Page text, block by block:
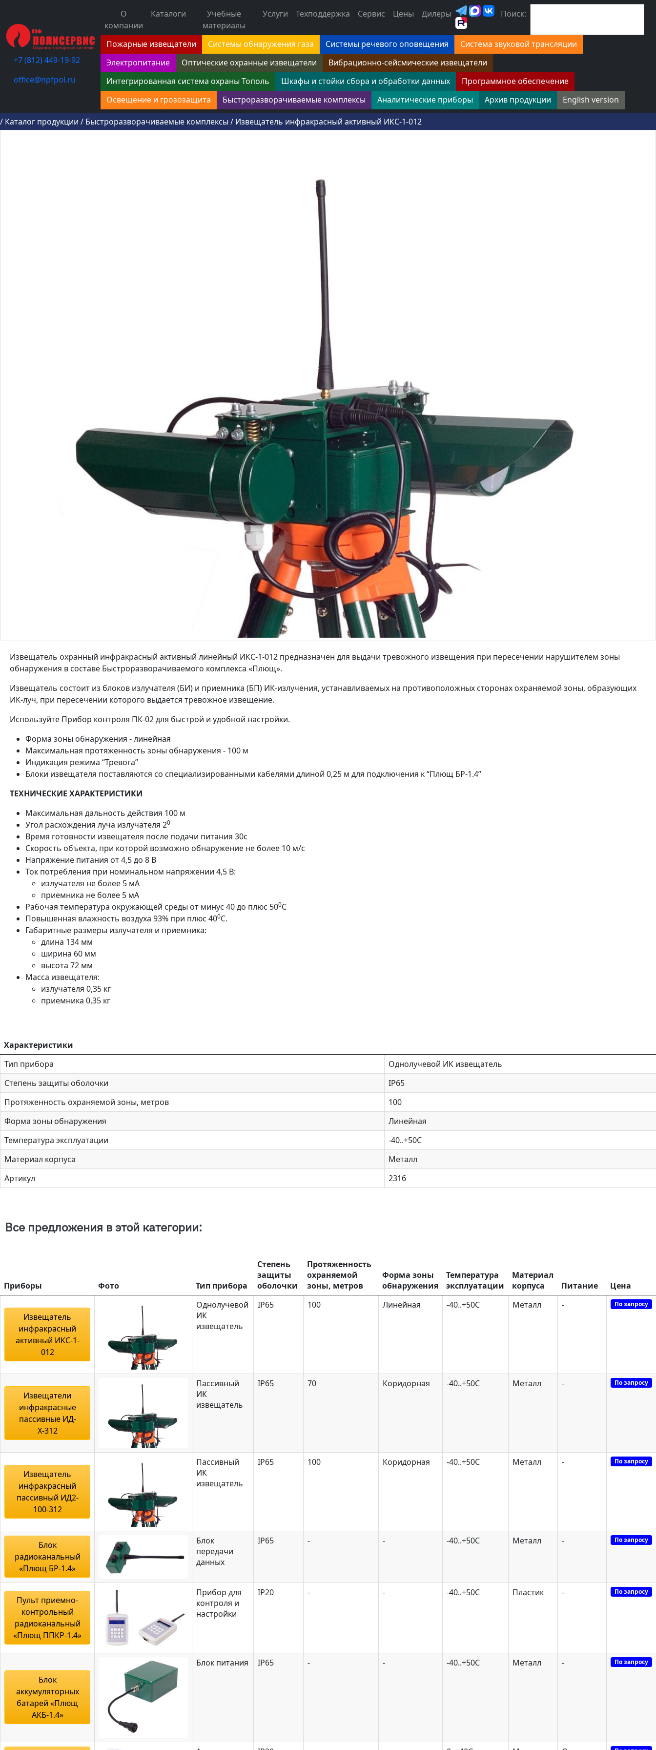
+7 (812) 449-19-92
office@npfpol.ru
О
компании
Каталоги
Учебные
материалы
Услуги Техподдержка Сервис Цены Дилеры Поиск:
Пожарные извещатели Системы обнаружения газа Системы речевого оповещения
Система звуковой трансляции
Электропитание
Оптические охранные извещатели
Вибрационно-сейсмические извещатели
Интегрированная система охраны Тополь
Шкафы и стойки сбора и обработки данных
Программное обеспечение
Освещение и грозозащита
Быстроразворачиваемые комплексы Аналитические приборы Архив продукции English version
/ Каталог продукции / Быстроразворачиваемые комплексы / Извещатель инфракрасный активный ИКС-1-012
Извещатель охранный инфракрасный активный линейный ИКС-1-012 предназначен для выдачи тревожного извещения при пересечении нарушителем зоны
обнаружения в составе Быстроразворачиваемого комплекса «Плющ».
Извещатель состоит из блоков излучателя (БИ) и приемника (БП) ИК-излучения, устанавливаемых на противоположных сторонах охраняемой зоны, образующих
ИК-луч, при пересечении которого выдается тревожное извещение.
Используйте Прибор контроля ПК-02 для быстрой и удобной настройки.
Форма зоны обнаружения - линейная
Максимальная протяженность зоны обнаружения - 100 м
Индикация режима “Тревога”
Блоки извещателя поставляются со специализированными кабелями длиной 0,25 м для подключения к “Плющ БР-1.4”
ТЕХНИЧЕСКИЕ ХАРАКТЕРИСТИКИ
Максимальная дальность действия 100 м
Угол расхождения луча излучателя 20
Время готовности извещателя после подачи питания 30с
Скорость объекта, при которой возможно обнаружение не более 10 м/с
Напряжение питания от 4,5 до 8 В
Ток потребления при номинальном напряжении 4,5 В:
излучателя не более 5 мА
приемника не более 5 мА
Рабочая температура окружающей среды от минус 40 до плюс 500С
Повышенная влажность воздуха 93% при плюс 400С.
Габаритные размеры излучателя и приемника:
длина 134 мм
ширина 60 мм
высота 72 мм
Масса извещателя:
излучателя 0,35 кг
приемника 0,35 кг
Характеристики
Тип прибора
Однолучевой ИК извещатель
Степень защиты оболочки
IP65
Протяженность охраняемой зоны, метров
100
Форма зоны обнаружения
Линейная
Температура эксплуатации
-40..+50С
Материал корпуса
Металл
Артикул
2316
Все предложения в этой категории:
Приборы Фото Тип прибора
Степень
защиты
оболочки
Протяженность
охраняемой
зоны, метров
Форма зоны
обнаружения
Температура
эксплуатации
Материал
корпуса
Питание Цена
Извещатель
инфракрасный
активный ИКС-1-
012
Однолучевой
ИК
извещатель
IP65 100 Линейная -40..+50С Металл - По запросу
Извещатели
инфракрасные
пассивные ИД-
Х-312
Пассивный
ИК
извещатель
IP65 70 Коридорная -40..+50С Металл - По запросу
Извещатель
инфракрасный
пассивный ИД2-
100-312
Пассивный
ИК
извещатель
IP65 100 Коридорная -40..+50С Металл - По запросу
Блок
радиоканальный
«Плющ БР-1.4»
Блок
передачи
данных
IP65 - - -40..+50С Металл - По запросу
Пульт приемно-
контрольный
радиоканальный
«Плющ ППКР-1.4»
Прибор для
контроля и
настройки
IP20 - - -40..+50С Пластик - По запросу
Блок
аккумуляторных
батарей «Плющ
АКБ-1.4»
Блок питания IP65 - - -40..+50С Металл - По запросу